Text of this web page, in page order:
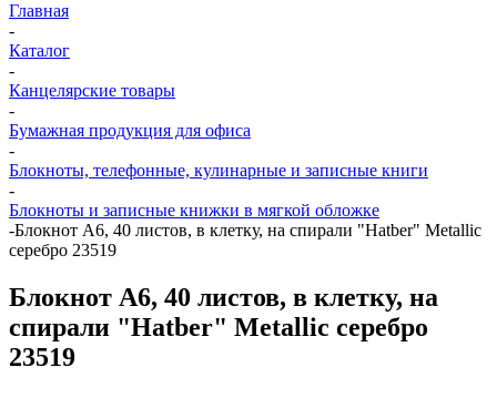
Главная
-
Каталог
-
Канцелярские товары
-
Бумажная продукция для офиса
-
Блокноты, телефонные, кулинарные и записные книги
-
Блокноты и записные книжки в мягкой обложке
-Блокнот А6, 40 листов, в клетку, на спирали "Hatber" Metallic
серебро 23519
Блокнот А6, 40 листов, в клетку, на
спирали "Hatber" Metallic серебро
23519